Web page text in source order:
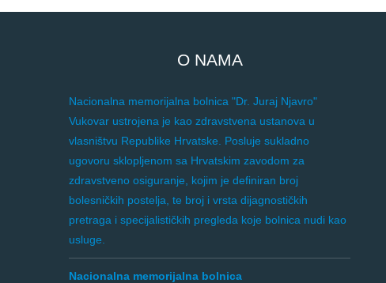
O NAMA
Nacionalna memorijalna bolnica "Dr. Juraj Njavro"
Vukovar ustrojena je kao zdravstvena ustanova u
vlasništvu Republike Hrvatske. Posluje sukladno
ugovoru sklopljenom sa Hrvatskim zavodom za
zdravstveno osiguranje, kojim je definiran broj
bolesničkih postelja, te broj i vrsta dijagnostičkih
pretraga i specijalističkih pregleda koje bolnica nudi kao
usluge.
Nacionalna memorijalna bolnica